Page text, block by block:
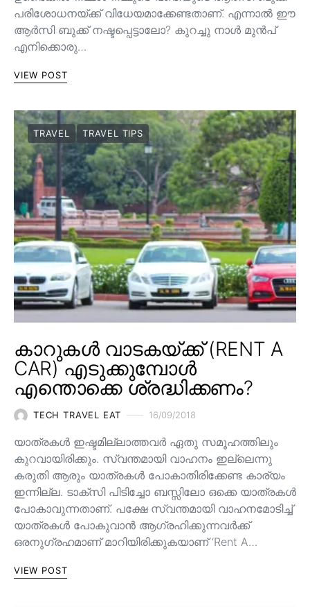
പരിശോധനയ്ക്ക് വിധേയമാക്കേണ്ടതാണ്. എന്നാൽ ഈ
ആർസി ബുക്ക് നഷ്ടപ്പെട്ടാലോ? കുറച്ചു നാൾ മുൻപ്
എനിക്കൊരു…
VIEW POST
TRAVEL TRAVEL TIPS
കാറുകൾ വാടകയ്ക്ക് (RENT A
CAR) എടുക്കുമ്പോൾ
എന്തൊക്കെ ശ്രദ്ധിക്കണം?
TECH TRAVEL EAT 16/09/2018
യാത്രകൾ ഇഷ്ടമില്ലാത്തവർ ഏതു സമൂഹത്തിലും
കുറവായിരിക്കും. സ്വന്തമായി വാഹനം ഇല്ലെന്നു
കരുതി ആരും യാത്രകൾ പോകാതിരിക്കേണ്ട കാര്യം
ഇന്നില്ല. ടാക്സി പിടിച്ചോ ബസ്സിലോ ഒക്കെ യാത്രകൾ
പോകാവുന്നതാണ്. പക്ഷേ സ്വന്തമായി വാഹനമോടിച്ച്‌
യാത്രകൾ പോകുവാൻ ആഗ്രഹിക്കുന്നവർക്ക്
ഒരനുഗ്രഹമാണ് മാറിയിരിക്കുകയാണ് ‘Rent A…
VIEW POST